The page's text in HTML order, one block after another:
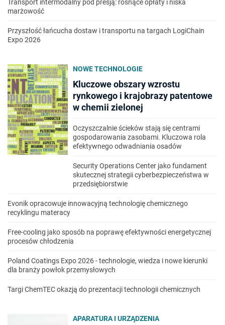
Transport intermodalny pod presją: rosnące opłaty i niska
marżowość
Przyszłość łańcucha dostaw i transportu na targach LogiChain
Expo 2026
NOWE TECHNOLOGIE
Kluczowe obszary wzrostu
rynkowego i krajobrazy patentowe
w chemii zielonej
Oczyszczalnie ścieków stają się centrami
gospodarowania zasobami. Kluczowa rola
efektywnego odwadniania osadów
Security Operations Center jako fundament
skutecznej strategii cyberbezpieczeństwa w
przedsiębiorstwie
Evonik opracowuje innowacyjną technologię chemicznego
recyklingu materacy
Free-cooling jako sposób na poprawę efektywności energetycznej
procesów chłodzenia
Poland Coatings Expo 2026 - technologie, wiedza i nowe kierunki
dla branży powłok przemysłowych
Targi ChemTEC okazją do prezentacji technologii chemicznych
APARATURA I URZĄDZENIA